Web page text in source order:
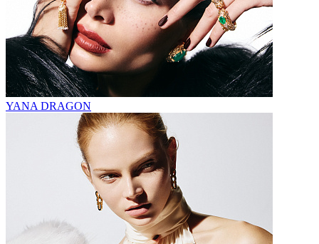
YANA DRAGON